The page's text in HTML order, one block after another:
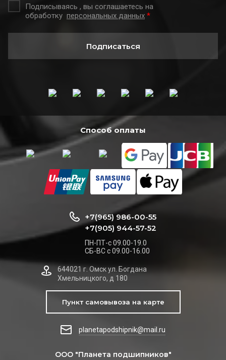
Подписываясь , вы соглашаетесь на
обработку персональных данных *
Подписаться
Способ оплаты
ООО "Планета подшипников"
+7(965) 986-00-55
+7(905) 944-57-52
ПН-ПТ-с 09.00-19.0
СБ-ВС с 09.00-16.00
644021 г. Омск ул. Богдана
Хмельницкого, д 180
Пункт самовывоза на карте
planetapodshipnik@mail.ru